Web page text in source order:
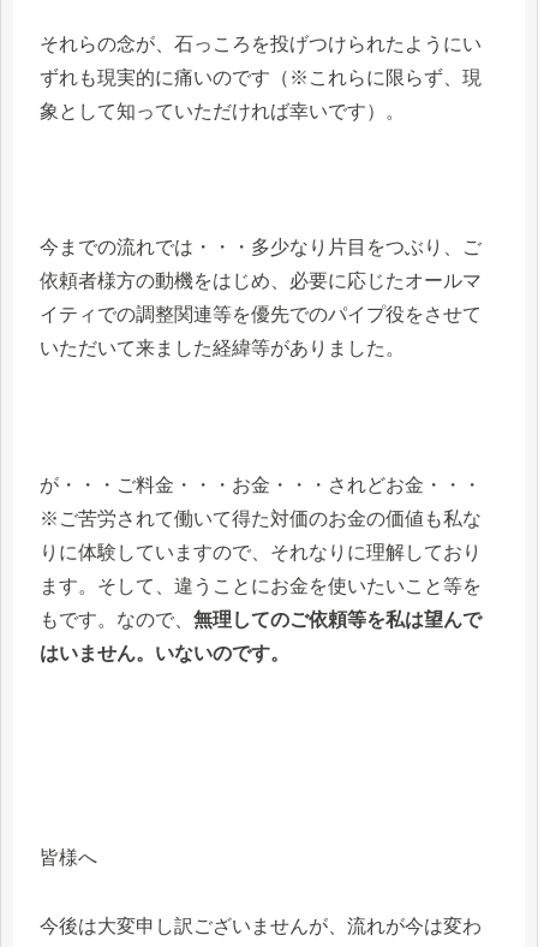
それらの念が、石っころを投げつけられたようにい
ずれも現実的に痛いのです（※これらに限らず、現
象として知っていただければ幸いです）。
今までの流れでは・・・多少なり片目をつぶり、ご
依頼者様方の動機をはじめ、必要に応じたオールマ
イティでの調整関連等を優先でのパイプ役をさせて
いただいて来ました経緯等がありました。
が・・・ご料金・・・お金・・・されどお金・・・
※ご苦労されて働いて得た対価のお金の価値も私な
りに体験していますので、それなりに理解しており
ます。そして、違うことにお金を使いたいこと等を
もです。なので、 無理してのご依頼等を私は望んで
はいません。いないのです。
皆様へ
今後は大変申し訳ございませんが、流れが今は変わ